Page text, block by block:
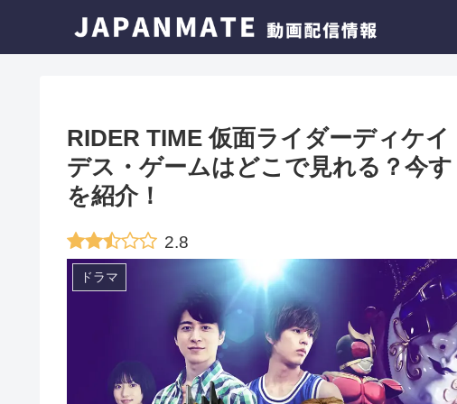
RIDER TIME 仮面ライダーディケ
デス・ゲームはどこで見れる？今
を紹介！
2.8
ドラマ